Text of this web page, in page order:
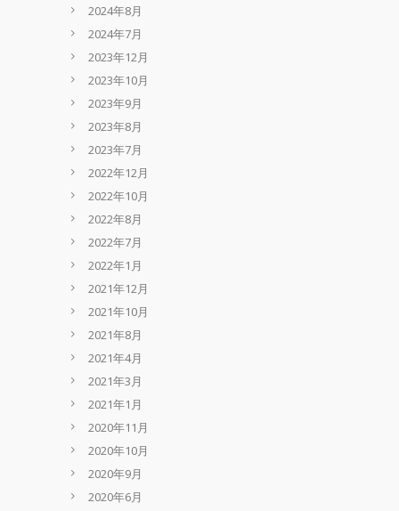
2024年8月
2024年7月
2023年12月
2023年10月
2023年9月
2023年8月
2023年7月
2022年12月
2022年10月
2022年8月
2022年7月
2022年1月
2021年12月
2021年10月
2021年8月
2021年4月
2021年3月
2021年1月
2020年11月
2020年10月
2020年9月
2020年6月